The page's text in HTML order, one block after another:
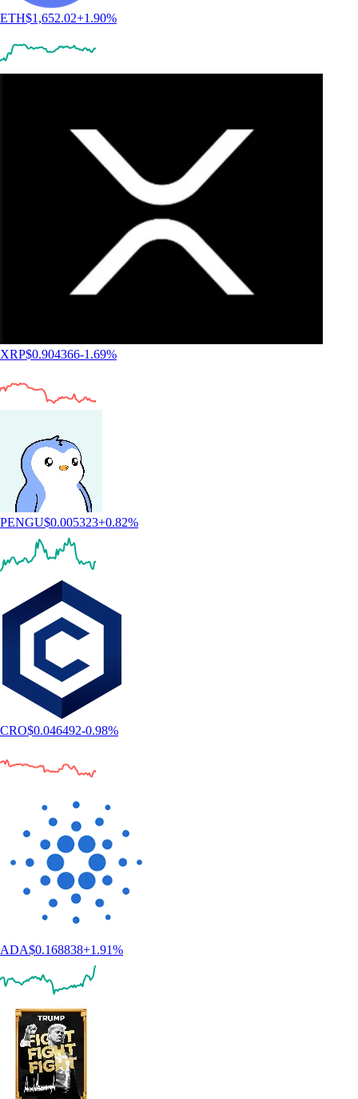
ETH$1,652.02+1.90%
XRP$0.904366-1.69%
PENGU$0.005323+0.82%
CRO$0.046492-0.98%
ADA$0.168838+1.91%